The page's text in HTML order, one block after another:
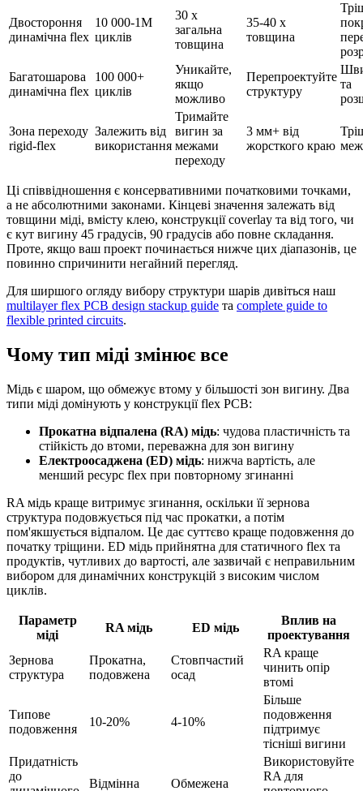
Двостороння
динамічна flex
10 000-1M
циклів
30 x
загальна
товщина
35-40 x
товщина
Багатошарова
динамічна flex
100 000+
циклів
Уникайте,
якщо
можливо
Перепроектуйте
структуру
та
Зона переходу
rigid-flex
Залежить від
використання
Тримайте
вигин за
межами
переходу
3 мм+ від
жорсткого краю
Ці співвідношення є консервативними початковими точками,
а не абсолютними законами. Кінцеві значення залежать від
товщини міді, вмісту клею, конструкції coverlay та від того, чи
є кут вигину 45 градусів, 90 градусів або повне складання.
Проте, якщо ваш проект починається нижче цих діапазонів, це
повинно спричинити негайний перегляд.
Для ширшого огляду вибору структури шарів дивіться наш
multilayer flex PCB design stackup guide та complete guide to
flexible printed circuits.
Чому тип міді змінює все
Мідь є шаром, що обмежує втому у більшості зон вигину. Два
типи міді домінують у конструкції flex PCB:
Прокатна відпалена (RA) мідь: чудова пластичність та
стійкість до втоми, переважна для зон вигину
Електроосаджена (ED) мідь: нижча вартість, але
менший ресурс flex при повторному згинанні
RA мідь краще витримує згинання, оскільки її зернова
структура подовжується під час прокатки, а потім
пом'якшується відпалом. Це дає суттєво краще подовження до
початку тріщини. ED мідь прийнятна для статичного flex та
продуктів, чутливих до вартості, але зазвичай є неправильним
вибором для динамічних конструкцій з високим числом
циклів.
Параметр
міді
RA мідь ED мідь
Вплив на
проектування
Зернова
структура
Прокатна,
подовжена
Стовпчастий
осад
RA краще
чинить опір
втомі
Типове
подовження
10-20% 4-10%
Більше
подовження
підтримує
тісніші вигини
Придатність
до
Відмінна Обмежена
Використовуйте
RA для